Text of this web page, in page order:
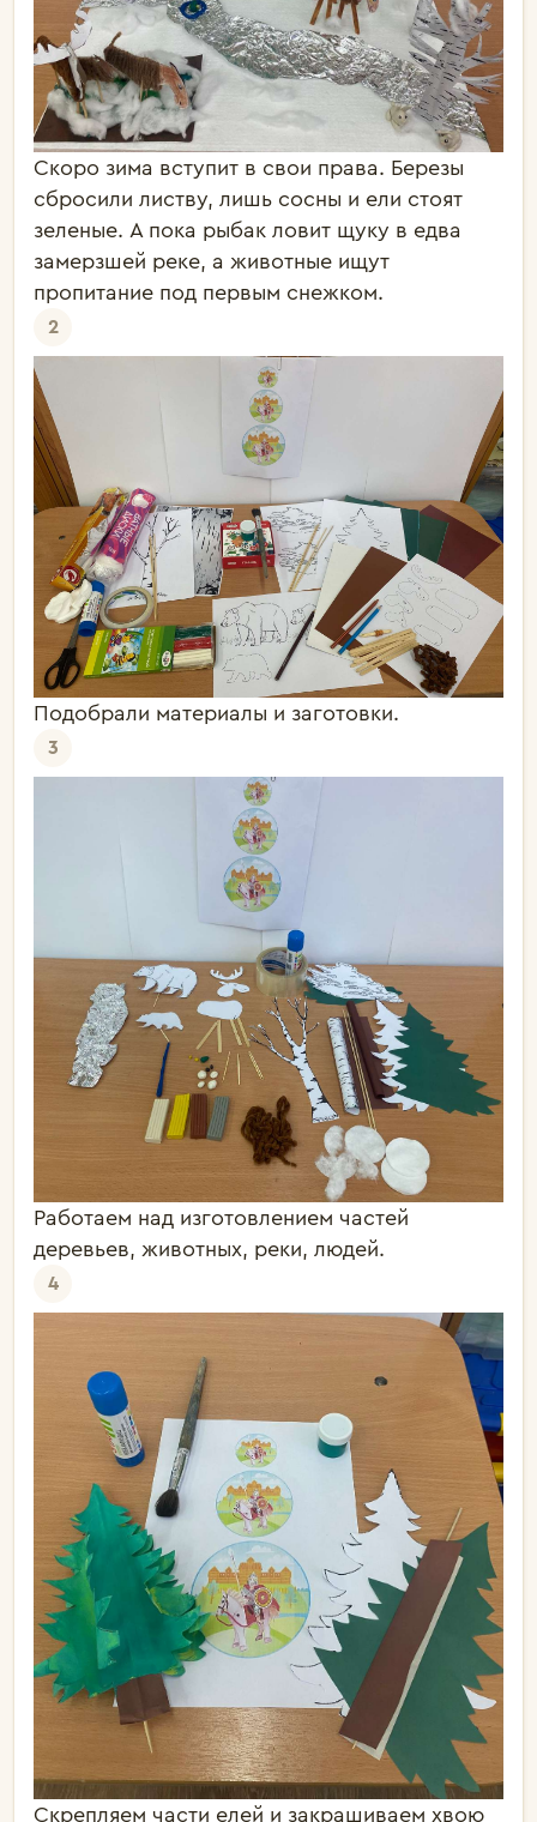
Скоро зима вступит в свои права. Березы
сбросили листву, лишь сосны и ели стоят
зеленые. А пока рыбак ловит щуку в едва
замерзшей реке, а животные ищут
пропитание под первым снежком.
2
Подобрали материалы и заготовки.
3
Работаем над изготовлением частей
деревьев, животных, реки, людей.
4
Скрепляем части елей и закрашиваем хвою